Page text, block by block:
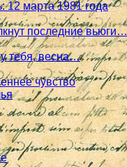
12 марта 1981 года
последние вьюги…
тебя, весна…
чувство